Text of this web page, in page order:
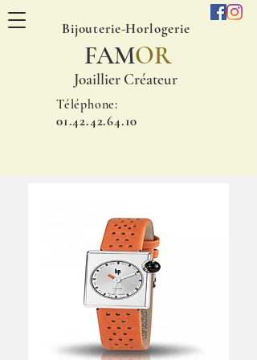
Bijouterie-Horlogerie
FAMOR
Joaillier Créateur
Téléphone:
01.42.42.64.10